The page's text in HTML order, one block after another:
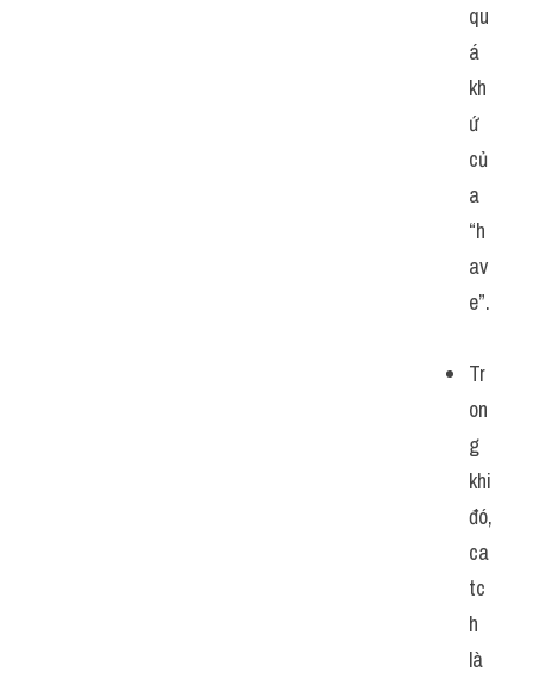
qu
á
kh
ứ
củ
a
“h
av
e”.
Tr
on
g
khi
đó,
ca
tc
h
là